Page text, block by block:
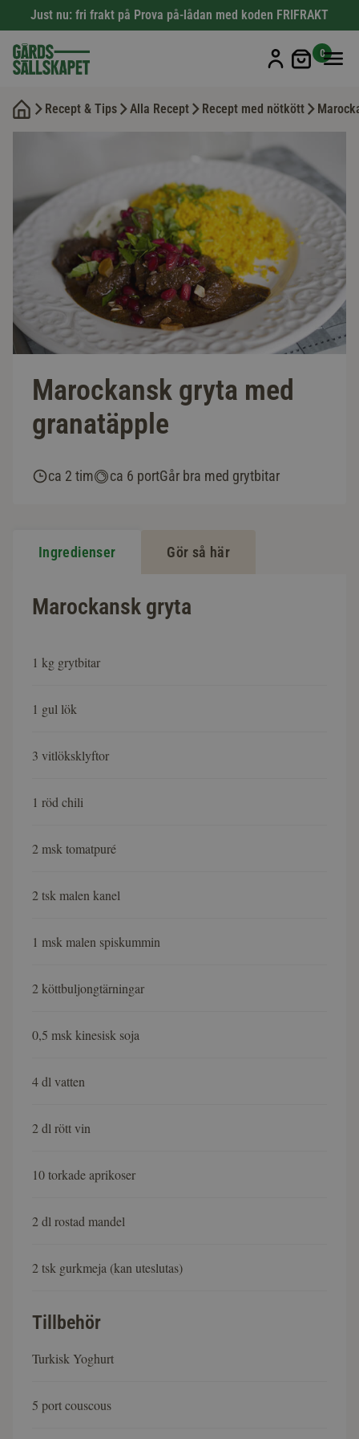
Just nu: fri frakt på Prova på-lådan med koden FRIFRAKT
Min
0
Recept & Tips Alla Recept Recept med nötkött
Marockansk gryta med
granatäpple
ca 2 tim ca 6 portGår bra med grytbitar
Ingredienser Gör så här
Marockansk gryta
1 kg grytbitar
1 gul lök
3 vitlöksklyftor
1 röd chili
2 msk tomatpuré
2 tsk malen kanel
1 msk malen spiskummin
2 köttbuljongtärningar
0,5 msk kinesisk soja
4 dl vatten
2 dl rött vin
10 torkade aprikoser
2 dl rostad mandel
2 tsk gurkmeja (kan uteslutas)
Tillbehör
Turkisk Yoghurt
5 port couscous